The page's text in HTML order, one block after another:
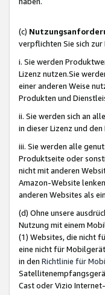
(c)
verpflichten Sie sich
i. Sie werden
Lizenz nutzen.Sie
einer anderen Weise
Produkten und
ii. Sie werden sich an
in dieser Lizenz und
iii. Sie werden alle
Produktseite oder
nicht mit anderen
Amazon-Website
anderen Websites als
(d) Ohne unsere
Nutzung mit einem
(1) Websites, die nicht
eine nicht für
in den Richtlinie für
Cast oder Vizio